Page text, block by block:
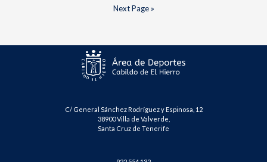
Next Page »
C/ General Sánchez Rodríguez y Espinosa, 12
38900 Villa de Valverde,
Santa Cruz de Tenerife